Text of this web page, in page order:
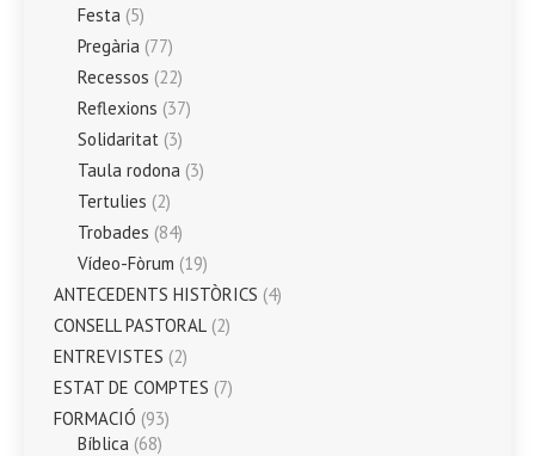
Festa (5)
Pregària (77)
Recessos (22)
Reflexions (37)
Solidaritat (3)
Taula rodona (3)
Tertulies (2)
Trobades (84)
Vídeo-Fòrum (19)
ANTECEDENTS HISTÒRICS (4)
CONSELL PASTORAL (2)
ENTREVISTES (2)
ESTAT DE COMPTES (7)
FORMACIÓ (93)
Bíblica (68)